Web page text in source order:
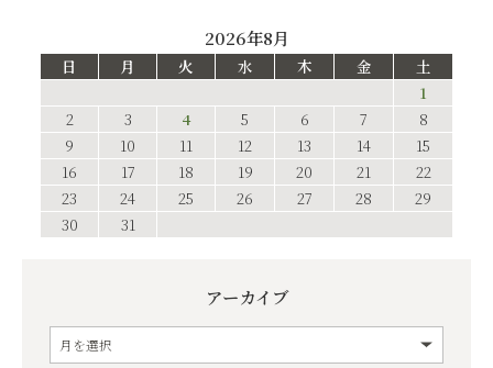
2026年8月
日 月 火 水 木 金
土
1
2
3 4 5 6 7
8
9
10 11 12 13 14
15
16
17 18 19 20 21
22
23
24 25 26 27 28
29
30
31
アーカイブ